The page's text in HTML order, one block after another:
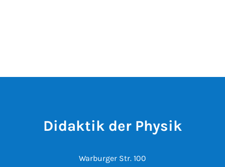
Didaktik der Physik
Warburger Str. 100